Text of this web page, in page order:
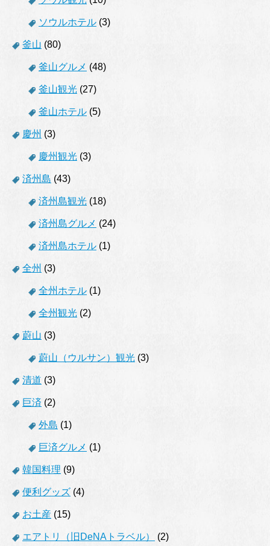
ソウルホテル (3)
釜山 (80)
釜山グルメ (48)
釜山観光 (27)
釜山ホテル (5)
慶州 (3)
慶州観光 (3)
済州島 (43)
済州島観光 (18)
済州島グルメ (24)
済州島ホテル (1)
全州 (3)
全州ホテル (1)
全州観光 (2)
蔚山 (3)
蔚山（ウルサン）観光 (3)
清道 (3)
巨済 (2)
外島 (1)
巨済グルメ (1)
韓国料理 (9)
便利グッズ (4)
お土産 (15)
エアトリ（旧DeNAトラベル） (2)